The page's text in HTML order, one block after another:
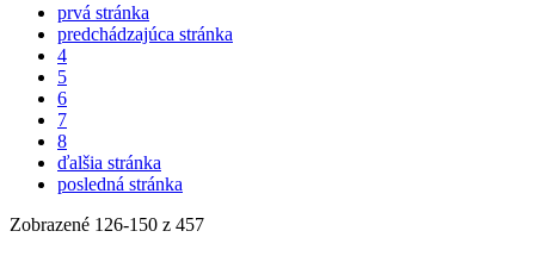
prvá stránka
predchádzajúca stránka
4
5
6
7
8
ďalšia stránka
posledná stránka
Zobrazené 126-150 z 457